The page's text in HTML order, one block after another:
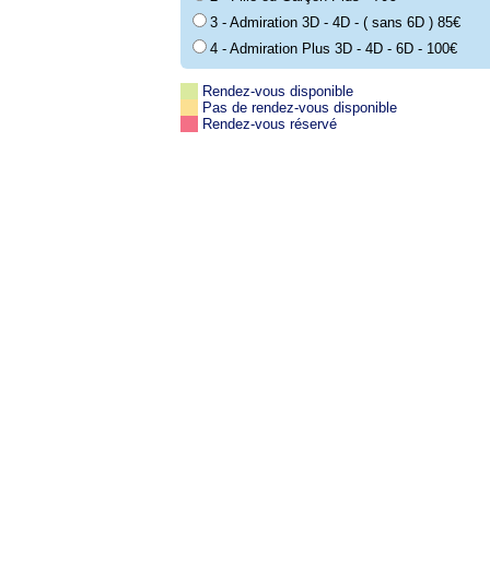
3 - Admiration 3D - 4D - ( sans 6D ) 85€
4 - Admiration Plus 3D - 4D - 6D - 100€
Rendez-vous disponible
Pas de rendez-vous disponible
Rendez-vous réservé